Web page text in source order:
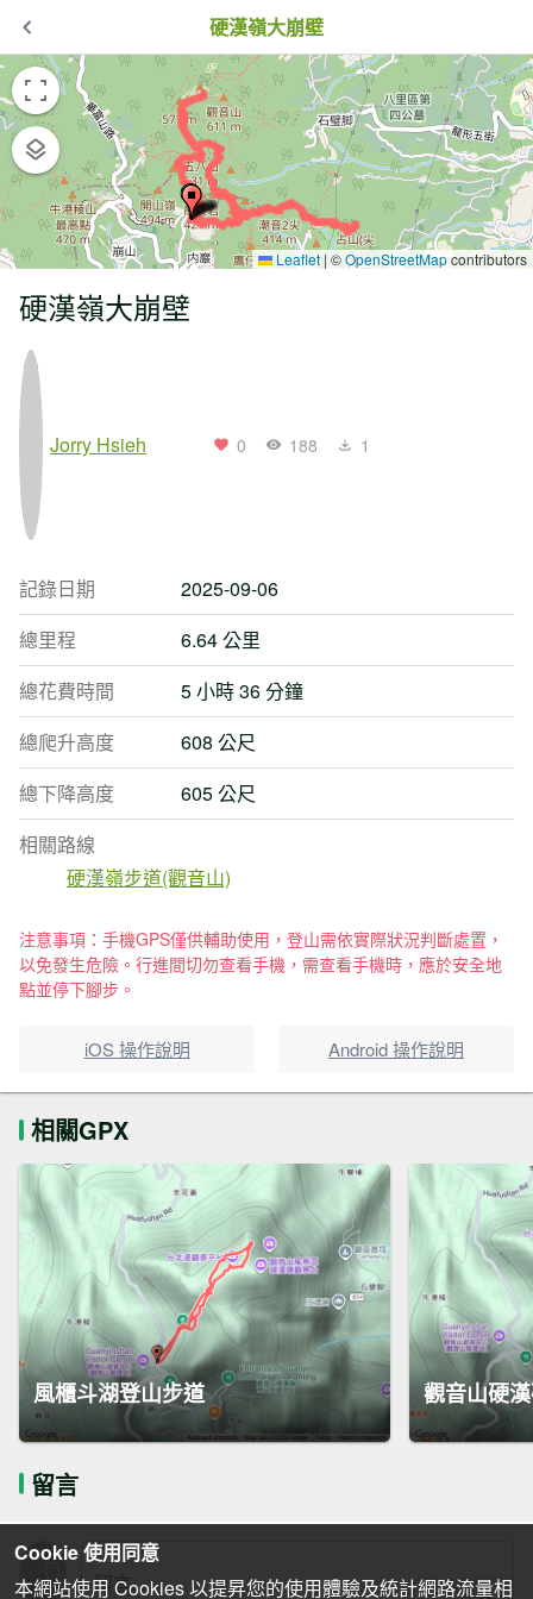
硬漢嶺大崩壁
Leaflet | ©OpenStreetMapcontributors
硬漢嶺大崩壁
Jorry Hsieh 0 188 1
記錄日期
2025-09-06
總里程
6.64 公里
總花費時間
5 小時 36 分鐘
總爬升高度
608 公尺
總下降高度
605 公尺
相關路線
硬漢嶺步道(觀音山)
注意事項：手機GPS僅供輔助使用，登山需依實際狀況判斷處置，
以免發生危險。行進間切勿查看手機，需查看手機時，應於安全地
點並停下腳步。
iOS 操作說明 Android 操作說明
相關GPX
風櫃斗湖登山步道 觀音山硬
留言
Cookie 使用同意
本網站使用 Cookies 以提昇您的使用體驗及統計網路流量相